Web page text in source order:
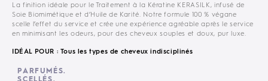
La finition idéale pour le Traitement à la Kératine KERASILK, infusé de
Soie Biomimétique et d’Huile de Karité. Notre formule 100 % végane
scelle l’effet du service et crée une expérience agréable après le service
en minimisant les odeurs, pour des cheveux souples et doux, pur luxe.
IDÉAL POUR : Tous les types de cheveux indisciplinés
PARFUMÉS.
SCELLÉS.